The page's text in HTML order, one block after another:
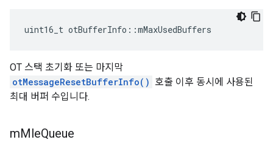
uint16_t otBufferInfo ::mMaxUsedBuffers
OT 스택 초기화 또는 마지막
otMessageResetBufferInfo() 호출 이후 동시에 사용된
최대 버퍼 수입니다.
mMleQueue